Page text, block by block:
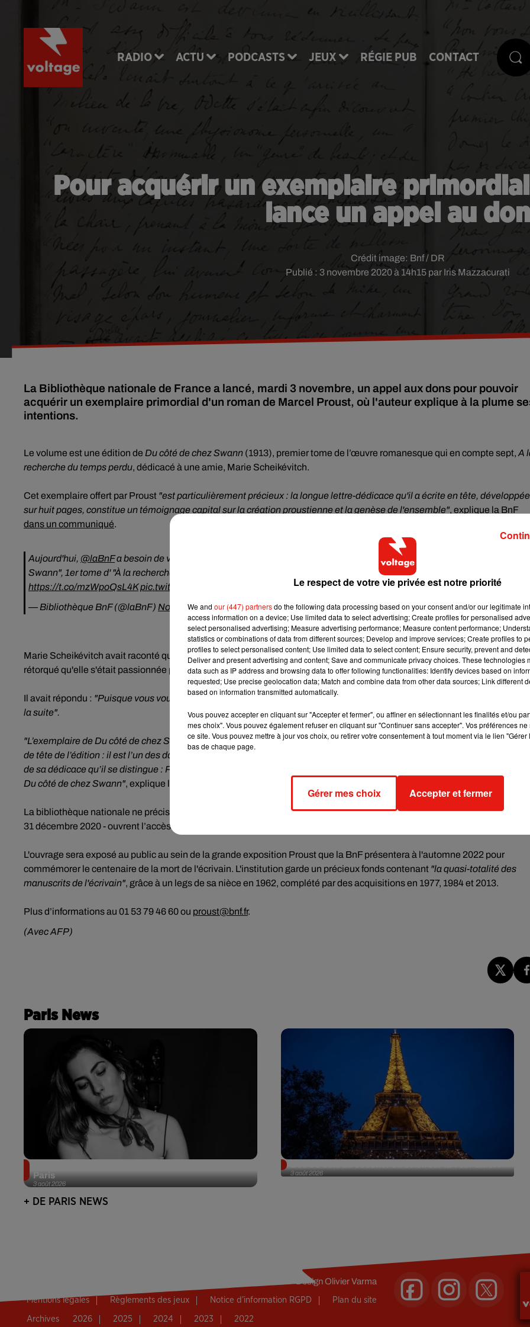
RADIO ACTU PODCASTS JEUX RÉGIE PUB CONTACT
Pour acquérir un exemplaire
lance un appel au don
Publié : 3 novembre 2020 à 14h15 par Iris Mazzacurati
Crédit image: Bnf / DR
La Bibliothèque nationale de France a lancé, mardi 3 novembre, un appel aux dons pour pouvoir
acquérir un exemplaire primordial d'un roman de Marcel Proust, où l'auteur explique à la plume
intentions.
Le volume est une édition de Du côté de chez Swann (1913), premier tome de l’œuvre romanesque qui en compte sept, A
recherche du temps perdu, dédicacé à une amie, Marie Scheikévitch.
Cet exemplaire offert par Proust "est particulièrement précieux : la longue lettre-dédicace qu'il a écrite en tête, développée
sur huit pages, constitue un témoignage capital sur la création proustienne et la genèse de l'ensemble", explique la BnF
dans un communiqué.
Aujourd'hui, @laBnFa besoin de votre soutien pour acquérir un exemplaire de l’édition originale de "Du côté de chez
Swann", 1er tome d' "À la recherche du temps perdu". Cet exemplaire est enrichi d’une lettre-dédicace longue de huit
https://t.co/mzWpoQsL4Kpic.twitter.com/Wc1BOOqyRg
— Bibliothèque BnF (@laBnF) November 3, 2020
Marie Scheikévitch avait raconté qu'un jour de 1915 où le romancier lui avait fait part de son découragement, elle avait
rétorqué qu'elle s'était passionnée pour ses personnages et avait hâte de lire la suite.
Il avait répondu : "Puisque vous voulez savoir ce qu'Odette est devenue, prêtez-moi votre exemplaire et je vais vous
la suite".
"L’exemplaire de Du côté de chez Swann qui a appartenu à Marie Scheikévitch appartient au petit nombre des
de tête de l’édition : il est l’un des douze qui ont été imprimés sur papier hollande. Mais c’est plus encore par l’intérêt
de sa dédicace qu’il se distingue : Proust y dévoile pour la première fois ce que vont devenir plusieurs des personnages de
Du côté de chez Swann", explique la BnF.
La bibliothèque nationale ne précise pas auprès de qui elle doit acquérir ce volume, ni son prix. Les dons - à réaliser avant
31 décembre 2020 - ouvrent l’accès à une réduction de l'impôt sur le revenu, rappelle-t-elle.
L'ouvrage sera exposé au public au sein de la grande exposition Proust que la BnF présentera à l'automne 2022 pour
commémorer le centenaire de la mort de l'écrivain. L'institution garde un précieux fonds contenant "la quasi-totalité des
manuscrits de l'écrivain", grâce à un legs de sa nièce en 1962, complété par des acquisitions en 1977, 1984 et 2013.
Plus d’informations au 01 53 79 46 60 ou proust@bnf.fr.
(Avec AFP)
Paris News
3 août 2026
Paris
3 août 2026
+ DE PARIS NEWS
DesignOlivier Varma
Mentions légales Règlements des jeux Notice d’information RGPD Plan du site
Archives 2026 2025 2024 2023 2022
Le respect de votre vie privée est notre priorité
We and our (447) partnersdo the following data processing based on your consent and/or our legitimate
access information on a device; Use limited data to select advertising; Create profiles for personalised
select personalised advertising; Measure advertising performance; Measure content performance;
statistics or combinations of data from different sources; Develop and improve services; Create profiles to
profiles to select personalised content; Use limited data to select content; Ensure security, prevent and
Deliver and present advertising and content; Save and communicate privacy choices. These technologies
data such as IP address and browsing data to offer following functionalities: Identify devices based on
requested; Use precise geolocation data; Match and combine data from other data sources; Link different
based on information transmitted automatically.
Vous pouvez accepter en cliquant sur "Accepter et fermer", ou affiner en sélectionnant les finalités et/ou
mes choix". Vous pouvez également refuser en cliquant sur "Continuer sans accepter". Vos préférences
ce site. Vous pouvez mettre à jour vos choix, ou retirer votre consentement à tout moment via le lien
bas de chaque page.
Gérer mes choix Accepter et fermer